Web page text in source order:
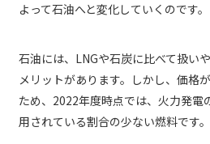
よって石油へと変化していくのです。
石油には、LNGや石炭に比べて扱い
メリットがあります。しかし、価格
ため、2022年度時点では、火力発電
用されている割合の少ない燃料です。